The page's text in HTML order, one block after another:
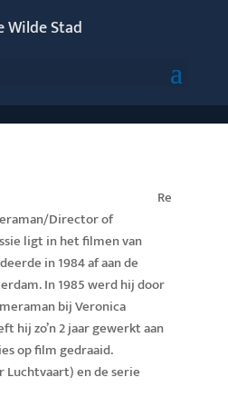
Re
Director of
ligt in het filmen van
in 1984 af aan de
In 1985 werd hij door
bij Veronica
hij zo’n 2 jaar gewerkt aan
op film gedraaid.
Luchtvaart) en de serie